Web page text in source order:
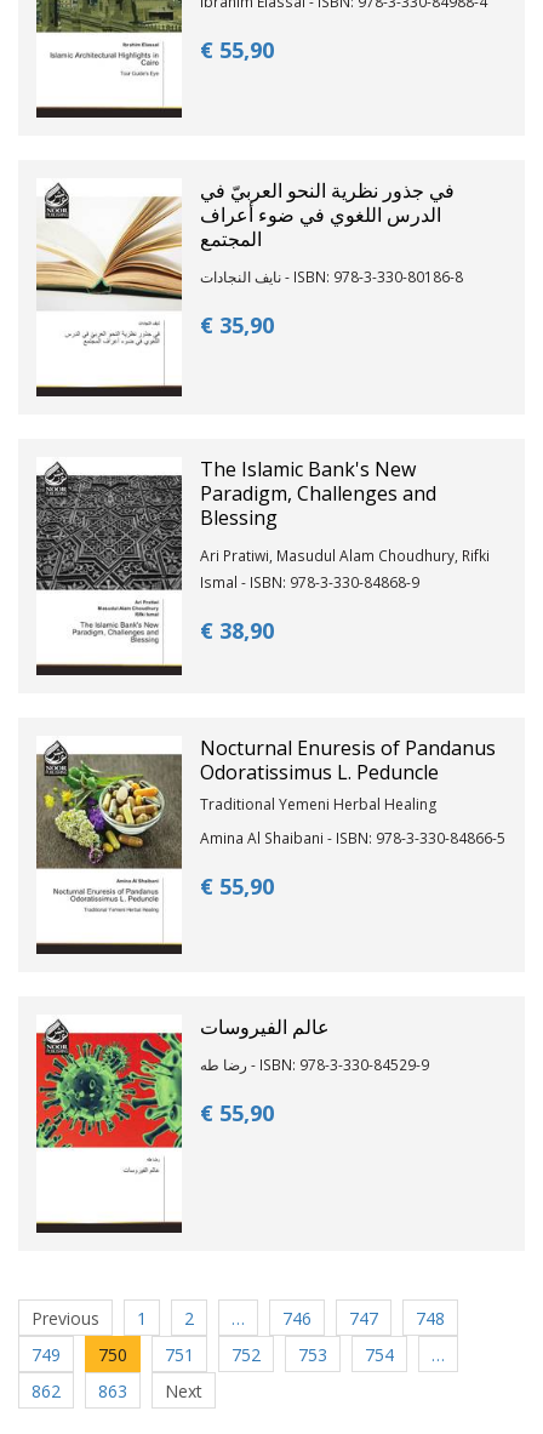
€ 55,90
في جذور نظرية النحو العربيّ في
الدرس اللغوي في ضوء أعراف
المجتمع
نايف النجادات - ISBN: 978-3-330-80186-8
€ 35,90
The Islamic Bank's New
Paradigm, Challenges and
Blessing
Ari Pratiwi, Masudul Alam Choudhury, Rifki
Ismal - ISBN: 978-3-330-84868-9
€ 38,90
Nocturnal Enuresis of Pandanus
Odoratissimus L. Peduncle
Traditional Yemeni Herbal Healing
Amina Al Shaibani - ISBN: 978-3-330-84866-5
€ 55,90
عالم الفيروسات
رضا طه - ISBN: 978-3-330-84529-9
€ 55,90
Previous 1 2 … 746 747
748
749
750 751 752 753 754
…
862
863 Next